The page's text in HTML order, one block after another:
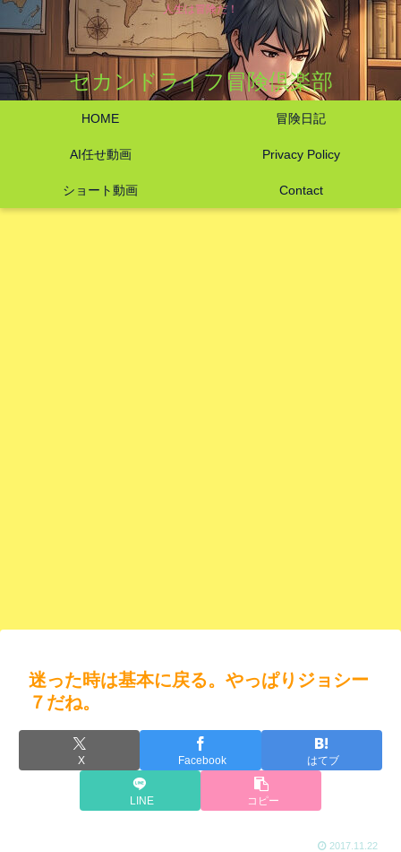
人生は冒険だ！
セカンドライフ冒険倶楽部
HOME 冒険日記
AI任せ動画 Privacy Policy
ショート動画 Contact
迷った時は基本に戻る。やっぱりジョシー
７だね。
X Facebook はてブ
LINE コピー
2017.11.22